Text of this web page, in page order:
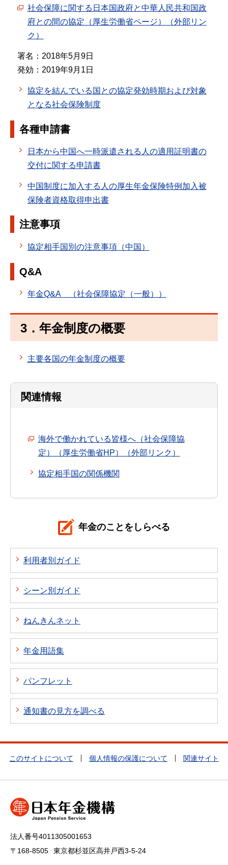
社会保障に関する日本国政府と中華人民共和国政
府との間の協定（厚生労働省ページ）（外部リン
ク）
署名：2018年5月9日
発効：2019年9月1日
協定を結んでいる国との協定発効時期および対象
となる社会保険制度
各種申請書
日本から中国へ一時派遣される人の適用証明書の
交付に関する申請書
中国制度に加入する人の厚生年金保険特例加入被
保険者資格取得申出書
注意事項
協定相手国別の注意事項（中国）
Q&A
年金Q&A （社会保障協定（一般））
3．年金制度の概要
主要各国の年金制度の概要
関連情報
海外で働かれている皆様へ（社会保障協
定）（厚生労働省HP）（外部リンク）
協定相手国の関係機関
年金のことをしらべる
利用者別ガイド
シーン別ガイド
ねんきんネット
年金用語集
パンフレット
通知書の見方を調べる
このサイトについて 個人情報の保護について 関連サイト
法人番号4011305001653
〒168-8505
東京都杉並区高井戸西3-5-24